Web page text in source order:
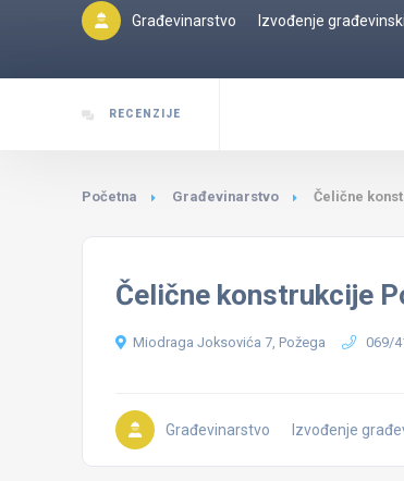
Građevinarstvo Izvođenje
RECENZIJE
Početna Građevinarstvo Čelične
Čelične konstrukcije
Miodraga Joksovića 7, Požega 069/
Građevinarstvo Izvođenje